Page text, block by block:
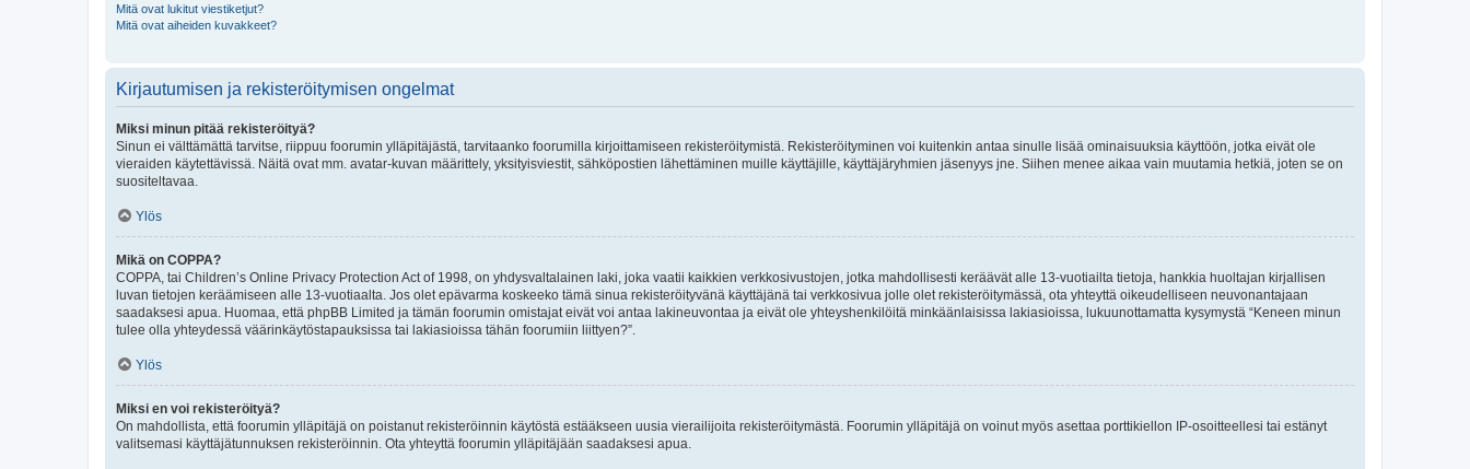
Mitä ovat lukitut viestiketjut?
Mitä ovat aiheiden kuvakkeet?
Kirjautumisen ja rekisteröitymisen ongelmat
Miksi minun pitää rekisteröityä?
Sinun ei välttämättä tarvitse, riippuu foorumin ylläpitäjästä, tarvitaanko foorumilla kirjoittamiseen rekisteröitymistä. Rekisteröityminen voi kuitenkin antaa sinulle lisää ominaisuuksia käyttöön, jotka eivät ole
vieraiden käytettävissä. Näitä ovat mm. avatar-kuvan määrittely, yksityisviestit, sähköpostien lähettäminen muille käyttäjille, käyttäjäryhmien jäsenyys jne. Siihen menee aikaa vain muutamia hetkiä, joten se on
suositeltavaa.
Ylös
Mikä on COPPA?
COPPA, tai Children’s Online Privacy Protection Act of 1998, on yhdysvaltalainen laki, joka vaatii kaikkien verkkosivustojen, jotka mahdollisesti keräävät alle 13-vuotiailta tietoja, hankkia huoltajan kirjallisen
luvan tietojen keräämiseen alle 13-vuotiaalta. Jos olet epävarma koskeeko tämä sinua rekisteröityvänä käyttäjänä tai verkkosivua jolle olet rekisteröitymässä, ota yhteyttä oikeudelliseen neuvonantajaan
saadaksesi apua. Huomaa, että phpBB Limited ja tämän foorumin omistajat eivät voi antaa lakineuvontaa ja eivät ole yhteyshenkilöitä minkäänlaisissa lakiasioissa, lukuunottamatta kysymystä “Keneen minun
tulee olla yhteydessä väärinkäytöstapauksissa tai lakiasioissa tähän foorumiin liittyen?”.
Ylös
Miksi en voi rekisteröityä?
On mahdollista, että foorumin ylläpitäjä on poistanut rekisteröinnin käytöstä estääkseen uusia vierailijoita rekisteröitymästä. Foorumin ylläpitäjä on voinut myös asettaa porttikiellon IP-osoitteellesi tai estänyt
valitsemasi käyttäjätunnuksen rekisteröinnin. Ota yhteyttä foorumin ylläpitäjään saadaksesi apua.